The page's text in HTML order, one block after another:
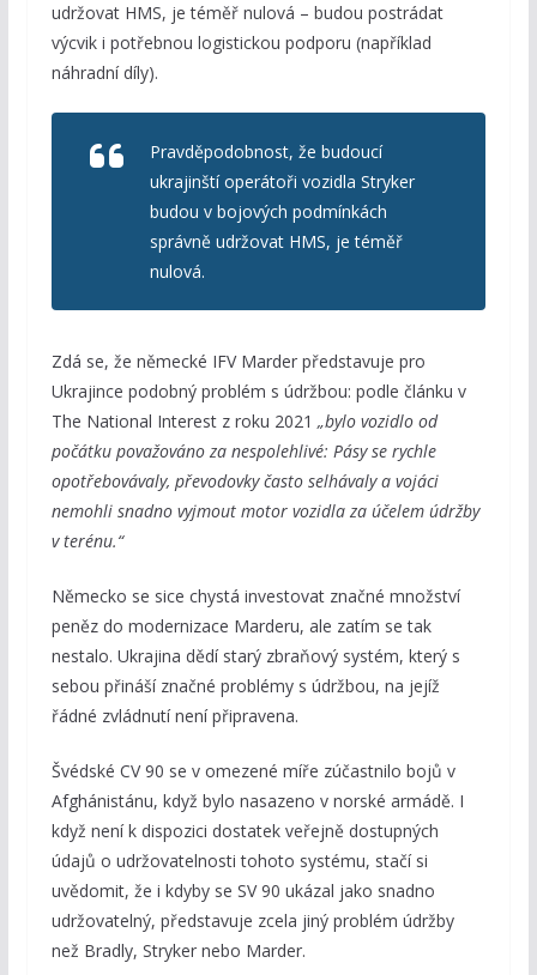
udržovat HMS, je téměř nulová – budou postrádat
výcvik i potřebnou logistickou podporu (například
náhradní díly).
Pravděpodobnost, že budoucí
ukrajinští operátoři vozidla Stryker
budou v bojových podmínkách
správně udržovat HMS, je téměř
nulová.
Zdá se, že německé IFV Marder představuje pro
Ukrajince podobný problém s údržbou: podle článku v
The National Interest z roku 2021 „bylo vozidlo od
počátku považováno za nespolehlivé: Pásy se rychle
opotřebovávaly, převodovky často selhávaly a vojáci
nemohli snadno vyjmout motor vozidla za účelem údržby
v terénu.“
Německo se sice chystá investovat značné množství
peněz do modernizace Marderu, ale zatím se tak
nestalo. Ukrajina dědí starý zbraňový systém, který s
sebou přináší značné problémy s údržbou, na jejíž
řádné zvládnutí není připravena.
Švédské CV 90 se v omezené míře zúčastnilo bojů v
Afghánistánu, když bylo nasazeno v norské armádě. I
když není k dispozici dostatek veřejně dostupných
údajů o udržovatelnosti tohoto systému, stačí si
uvědomit, že i kdyby se SV 90 ukázal jako snadno
udržovatelný, představuje zcela jiný problém údržby
než Bradly, Stryker nebo Marder.